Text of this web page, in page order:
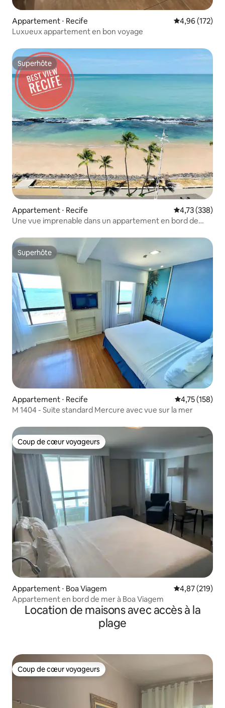
Appartement ⋅ Recife Évaluation
4,96 (172)
Luxueux appartement en bon voyage
Superhôte
Superhôte
Appartement ⋅ Recife Évaluation
4,73 (338)
Une vue imprenable dans un appartement en bord de
Superhôte
Superhôte
Appartement ⋅ Recife Évaluation
4,75 (158)
M 1404 - Suite standard Mercure avec vue sur la mer
Coup de cœur voyageurs
Coup de cœur voyageurs
Appartement ⋅ Boa Viagem Évaluation
4,87 (219)
Appartement en bord de mer à Boa Viagem
Location de maisons avec accès à la
plage
Coup de cœur voyageurs
Coup de cœur voyageurs